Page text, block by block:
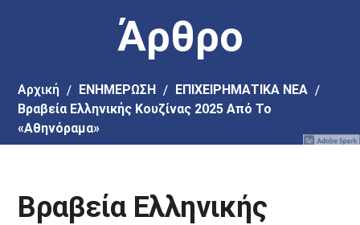
Άρθρο
Αρχική EΝΗΜΕΡΩΣΗ
ΕΠΙΧΕΙΡΗΜΑΤΙΚΑ ΝΕΑ
Βραβεία Ελληνικής Κουζίνας 2025 Από Το
«αθηνόραμα»
Βραβεία Ελληνικής